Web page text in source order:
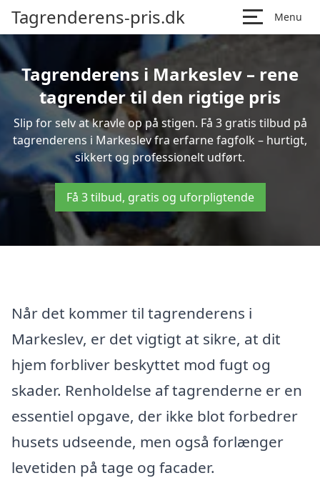
Tagrenderens-pris.dk Menu
Tagrenderens i Markeslev – rene
tagrender til den rigtige pris
Slip for selv at kravle op på stigen. Få 3 gratis tilbud på
tagrenderens i Markeslev fra erfarne fagfolk – hurtigt,
sikkert og professionelt udført.
Få 3 tilbud, gratis og uforpligtende
Når det kommer til tagrenderens i
Markeslev, er det vigtigt at sikre, at dit
hjem forbliver beskyttet mod fugt og
skader. Renholdelse af tagrenderne er en
essentiel opgave, der ikke blot forbedrer
husets udseende, men også forlænger
levetiden på tage og facader.